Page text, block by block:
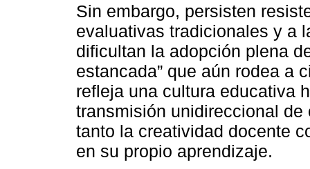
Sin embargo, persisten
evaluativas tradicionales y a
dificultan la adopción plena
estancada” que aún rodea a
refleja una cultura educativa
transmisión unidireccional
tanto la creatividad docente
en su propio aprendizaje.